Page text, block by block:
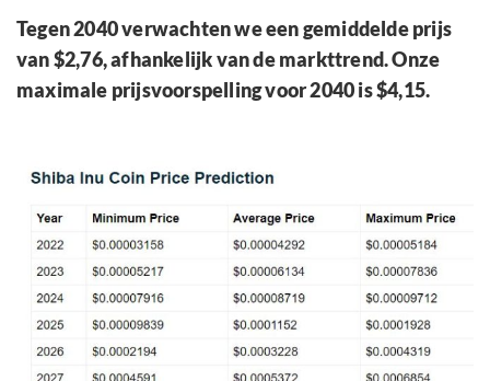
Tegen 2040 verwachten we een gemiddelde prijs
van $2,76, afhankelijk van de markttrend. Onze
maximale prijsvoorspelling voor 2040 is $4,15.